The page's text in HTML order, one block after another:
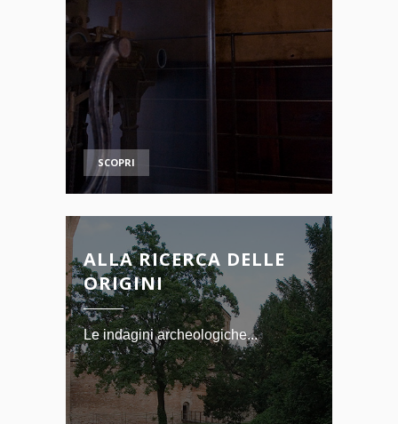
SCOPRI
ALLA RICERCA DELLE
ORIGINI
Le indagini archeologiche...